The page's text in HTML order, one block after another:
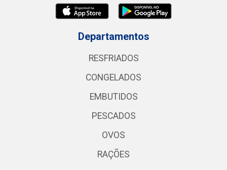
Departamentos
RESFRIADOS
CONGELADOS
EMBUTIDOS
PESCADOS
OVOS
RAÇÕES